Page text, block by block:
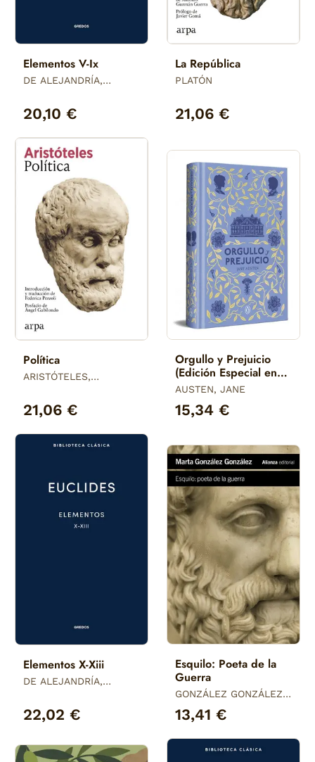
Elementos V-Ix
DE ALEJANDRÍA,
20,10 €
La República
PLATÓN
21,06 €
Política
ARISTÓTELES,
21,06 €
Orgullo y Prejuicio
(Edición Especial en
Tapa Dura)
AUSTEN, JANE
15,34 €
Elementos X-Xiii
DE ALEJANDRÍA,
22,02 €
Esquilo: Poeta de la
Guerra
GONZÁLEZ GONZÁLEZ,
13,41 €